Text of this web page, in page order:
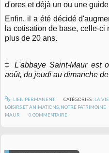
d'ores et déjà un ou une
Enfin, il a été décidé
la cotisation de base, celle-
plus de 20 ans.
‡
L'abbaye Saint-Maur est
août, du jeudi au dimanche
LIEN PERMANENT CATÉGORIES : LA
LOISIRS ET ANIMATIONS NOTRE PATRIMOINE
MAUR
0 COMMENTAIRE